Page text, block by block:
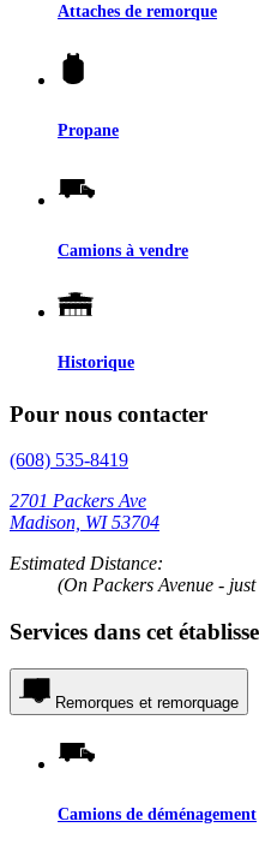
Attaches de remorque
Propane
Camions à vendre
Historique
Pour nous contacter
(608) 535-8419
2701 Packers Ave
Madison, WI 53704
Estimated Distance:
(On Packers Avenue -
Services dans cet
Remorques et remorquage
Camions de déménagement